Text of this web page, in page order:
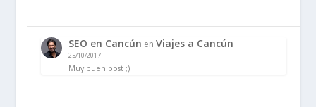
SEO en Cancún enViajes a Cancún
25/10/2017
Muy buen post ;)